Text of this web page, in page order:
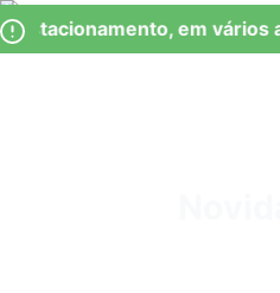
Observação:
este
Skip
to
em vários